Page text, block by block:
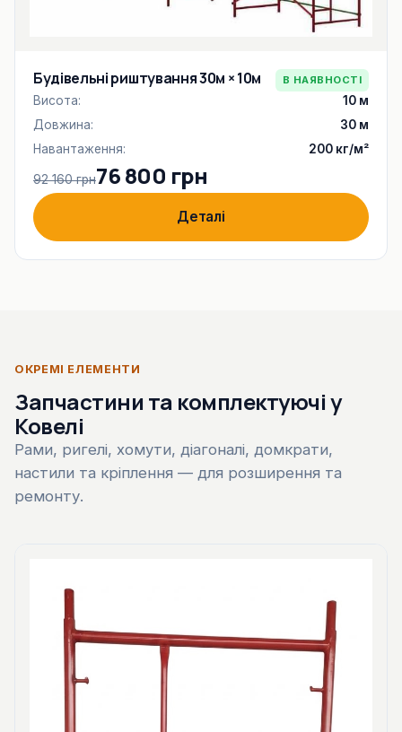
Будівельні риштування 30м × 10м В НАЯВНОСТІ
Висота:
10 м
Довжина:
30 м
Навантаження:
200 кг/м²
92 160 грн76 800 грн
Деталі
ОКРЕМІ ЕЛЕМЕНТИ
Запчастини та комплектуючі у
Ковелі
Рами, ригелі, хомути, діагоналі, домкрати,
настили та кріплення — для розширення та
ремонту.